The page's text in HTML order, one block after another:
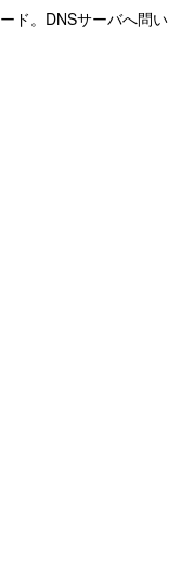
ド。DNSサーバへ問い